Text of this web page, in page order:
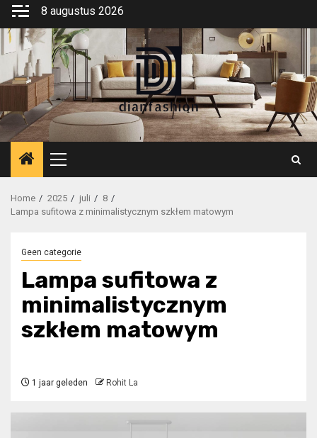
de
inhoud
8 augustus 2026
Primair
menu
Home 2025 juli
8
Lampa sufitowa z minimalistycznym szkłem matowym
Geen categorie
Lampa sufitowa z
minimalistycznym
szkłem matowym
1 jaar geleden Rohit La